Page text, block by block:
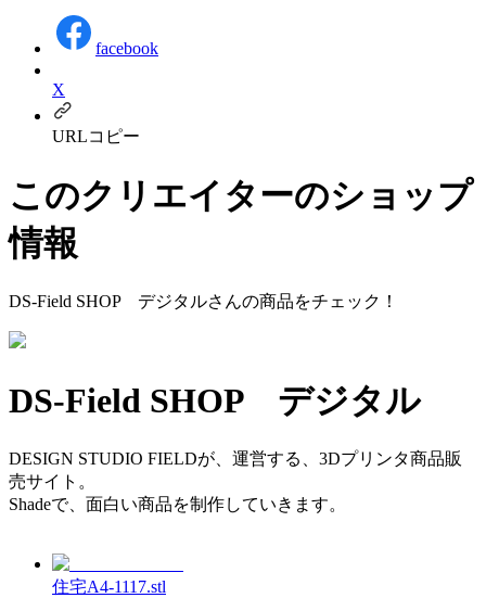
facebook
X
URLコピー
このクリエイターのショップ
情報
DS-Field SHOP デジタルさんの商品をチェック！
DS-Field SHOP デジタル
DESIGN STUDIO FIELDが、運営する、3Dプリンタ商品販
売サイト。
Shadeで、面白い商品を制作していきます。
住宅A4-1117.stl